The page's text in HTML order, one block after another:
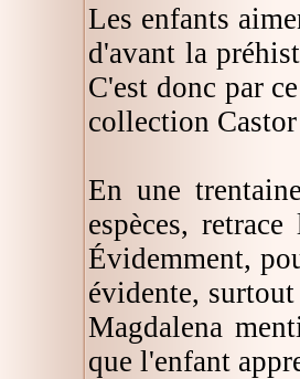
Les enfants
d'avant la
C'est donc par
collection
En une
espèces,
Évidemment,
évidente,
Magdalena
que l'enfant